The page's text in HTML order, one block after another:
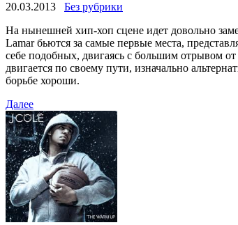
20.03.2013
Без рубрики
На нынешней хип-хоп сцене идет довольно
Lamar бьются за самые первые места,
себе подобных, двигаясь с большим отрывом
двигается по своему пути, изначально
борьбе хороши.
Далее